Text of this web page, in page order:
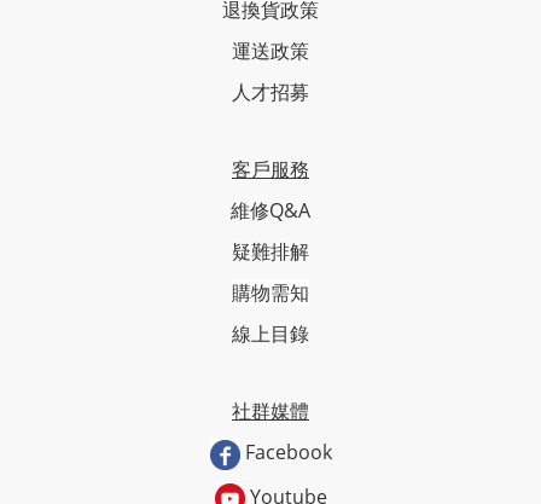
退換貨政策
運送政策
人才招募
客戶服務
維修Q&A
疑難排解
購物需知
線上目錄
社群媒體
Facebook
Youtube